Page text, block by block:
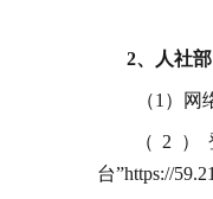
2、 人社
（1 ）网
（ 2 ）
台”https://